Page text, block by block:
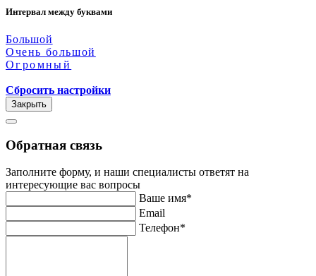
Интервал между буквами
Большой
Очень большой
Огромный
Сбросить настройки
Закрыть
Обратная связь
Заполните форму, и наши специалисты ответят на
интересующие вас вопросы
Ваше имя*
Email
Телефон*